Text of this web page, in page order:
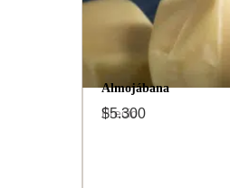
Almojábana
Precio
$5.300